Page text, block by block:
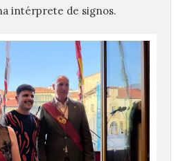
intérprete de signos.